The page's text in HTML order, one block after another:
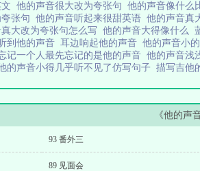
文 他的声音很大改为夸张句 他的声音像什么
张句 他的声音听起来很甜英语 他的声音真
大改为夸张句怎么写 他的声音大得像什么
到他的声音 耳边响起他的声音 他的声音小
记一个人最先忘记的是他的声音 他的声音浅
的声音小得几乎听不见了仿写句子 描写吉他
《他的声
93 番外三
89 见面会